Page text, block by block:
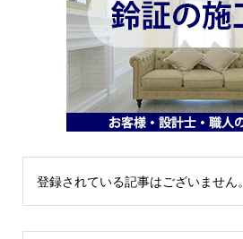
登録されている記事はございません。